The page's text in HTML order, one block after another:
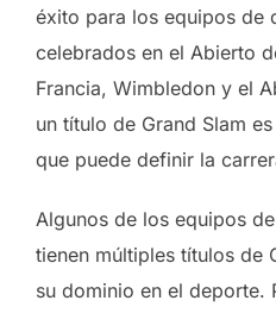
éxito para los equipos de
celebrados en el Abierto
Francia, Wimbledon y el
un título de Grand Slam
que puede definir la
Algunos de los equipos
tienen múltiples títulos de
su dominio en el deporte.